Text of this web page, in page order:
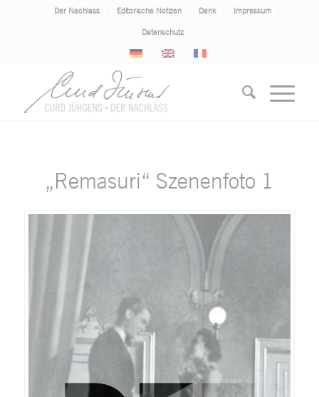
Der Nachlass Editorische Notizen Dank Impressum
Datenschutz
„Remasuri“ Szenenfoto 1